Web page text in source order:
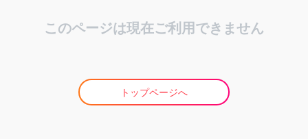
このページは現在ご利用できません